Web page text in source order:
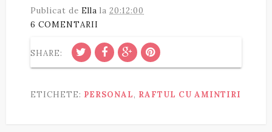
Publicat de Ella la 20:12:00
6 COMENTARII
SHARE:
ETICHETE: PERSONAL, RAFTUL CU AMINTIRI